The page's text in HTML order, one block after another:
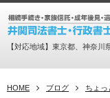
【対応地域】東京都、神奈
HOME ブログ ちょっ